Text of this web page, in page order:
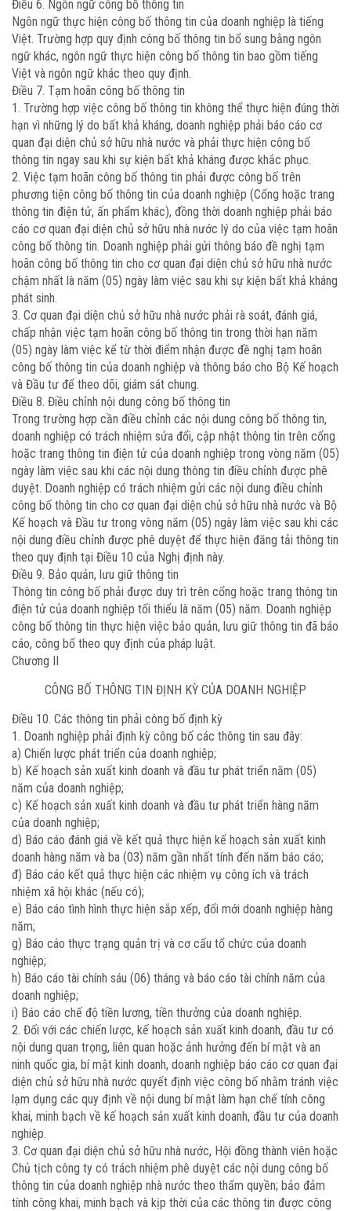
Điều 6. Ngôn ngữ công bố thông tin
Ngôn ngữ thực hiện công bố thông tin của doanh nghiệp là tiếng
Việt. Trường hợp quy định công bố thông tin bổ sung bằng ngôn
ngữ khác, ngôn ngữ thực hiện công bố thông tin bao gồm tiếng
Việt và ngôn ngữ khác theo quy định.
Điều 7. Tạm hoãn công bố thông tin
1. Trường hợp việc công bố thông tin không thể thực hiện đúng thời
hạn vì những lý do bất khả kháng, doanh nghiệp phải báo cáo cơ
quan đại diện chủ sở hữu nhà nước và phải thực hiện công bố
thông tin ngay sau khi sự kiện bất khả kháng được khắc phục.
2. Việc tạm hoãn công bố thông tin phải được công bố trên
phương tiện công bố thông tin của doanh nghiệp (Cổng hoặc trang
thông tin điện tử, ấn phẩm khác), đồng thời doanh nghiệp phải báo
cáo cơ quan đại diện chủ sở hữu nhà nước lý do của việc tạm hoãn
công bố thông tin. Doanh nghiệp phải gửi thông báo đề nghị tạm
hoãn công bố thông tin cho cơ quan đại diện chủ sở hữu nhà nước
chậm nhất là năm (05) ngày làm việc sau khi sự kiện bất khả kháng
phát sinh.
3. Cơ quan đại diện chủ sở hữu nhà nước phải rà soát, đánh giá,
chấp nhận việc tạm hoãn công bố thông tin trong thời hạn năm
(05) ngày làm việc kể từ thời điểm nhận được đề nghị tạm hoãn
công bố thông tin của doanh nghiệp và thông báo cho Bộ Kế hoạch
và Đầu tư để theo dõi, giám sát chung.
Điều 8. Điều chỉnh nội dung công bố thông tin
Trong trường hợp cần điều chỉnh các nội dung công bố thông tin,
doanh nghiệp có trách nhiệm sửa đổi, cập nhật thông tin trên cổng
hoặc trang thông tin điện tử của doanh nghiệp trong vòng năm (05)
ngày làm việc sau khi các nội dung thông tin điều chỉnh được phê
duyệt. Doanh nghiệp có trách nhiệm gửi các nội dung điều chỉnh
công bố thông tin cho cơ quan đại diện chủ sở hữu nhà nước và Bộ
Kế hoạch và Đầu tư trong vòng năm (05) ngày làm việc sau khi các
nội dung điều chỉnh được phê duyệt để thực hiện đăng tải thông tin
theo quy định tại Điều 10 của Nghị định này.
Điều 9. Bảo quản, lưu giữ thông tin
Thông tin công bố phải được duy trì trên cổng hoặc trang thông tin
điện tử của doanh nghiệp tối thiểu là năm (05) năm. Doanh nghiệp
công bố thông tin thực hiện việc bảo quản, lưu giữ thông tin đã báo
cáo, công bố theo quy định của pháp luật.
Chương II
CÔNG BỐ THÔNG TIN ĐỊNH KỲ CỦA DOANH NGHIỆP
Điều 10. Các thông tin phải công bố định kỳ
1. Doanh nghiệp phải định kỳ công bố các thông tin sau đây:
a) Chiến lược phát triển của doanh nghiệp;
b) Kế hoạch sản xuất kinh doanh và đầu tư phát triển năm (05)
năm của doanh nghiệp;
c) Kế hoạch sản xuất kinh doanh và đầu tư phát triển hàng năm
của doanh nghiệp;
d) Báo cáo đánh giá về kết quả thực hiện kế hoạch sản xuất kinh
doanh hàng năm và ba (03) năm gần nhất tính đến năm báo cáo;
đ) Báo cáo kết quả thực hiện các nhiệm vụ công ích và trách
nhiệm xã hội khác (nếu có);
e) Báo cáo tình hình thực hiện sắp xếp, đổi mới doanh nghiệp hàng
năm;
g) Báo cáo thực trạng quản trị và cơ cấu tổ chức của doanh
nghiệp;
h) Báo cáo tài chính sáu (06) tháng và báo cáo tài chính năm của
doanh nghiệp;
i) Báo cáo chế độ tiền lương, tiền thưởng của doanh nghiệp.
2. Đối với các chiến lược, kế hoạch sản xuất kinh doanh, đầu tư có
nội dung quan trọng, liên quan hoặc ảnh hưởng đến bí mật và an
ninh quốc gia, bí mật kinh doanh, doanh nghiệp báo cáo cơ quan đại
diện chủ sở hữu nhà nước quyết định việc công bố nhằm tránh việc
lạm dụng các quy định về nội dung bí mật làm hạn chế tính công
khai, minh bạch về kế hoạch sản xuất kinh doanh, đầu tư của doanh
nghiệp.
3. Cơ quan đại diện chủ sở hữu nhà nước, Hội đồng thành viên hoặc
Chủ tịch công ty có trách nhiệm phê duyệt các nội dung công bố
thông tin của doanh nghiệp nhà nước theo thẩm quyền; bảo đảm
tính công khai, minh bạch và kịp thời của các thông tin được công